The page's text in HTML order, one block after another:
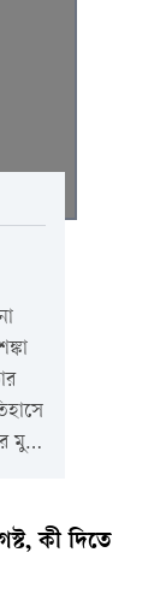
কী দিতে
মুখে